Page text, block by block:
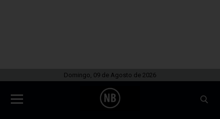
Domingo, 09 de Agosto de 2026